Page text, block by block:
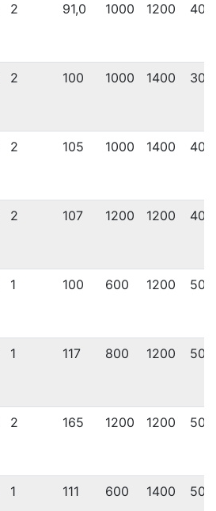
2 91,0 1000 1200 400
2 100 1000 1400 300
2 105 1000 1400 400
2 107 1200 1200 400
1 100 600 1200 500
1 117 800 1200 500
2 165 1200 1200 500
1 111 600 1400 500